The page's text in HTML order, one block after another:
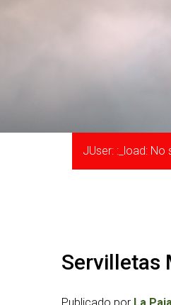
JUser: :_load:
Servilletas